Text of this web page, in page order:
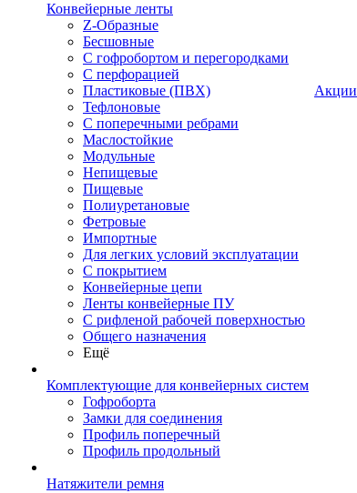
Конвейерные ленты
Z-Образные
Бесшовные
С гофробортом и перегородками
С перфорацией
Пластиковые (ПВХ)
Тефлоновые
С поперечными ребрами
Маслостойкие
Модульные
Непищевые
Пищевые
Полиуретановые
Фетровые
Импортные
Для легких условий эксплуатации
С покрытием
Конвейерные цепи
Ленты конвейерные ПУ
С рифленой рабочей поверхностью
Общего назначения
Ещё
Комплектующие для конвейерных систем
Гофроборта
Замки для соединения
Профиль поперечный
Профиль продольный
Натяжители ремня
Акции